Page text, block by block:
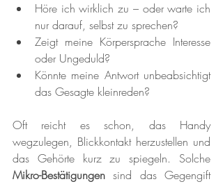
Höre ich wirklich zu – oder warte ich
nur darauf, selbst zu sprechen?
Zeigt meine Körpersprache Interesse
oder Ungeduld?
Könnte meine Antwort unbeabsichtigt
das Gesagte kleinreden?
Oft reicht es schon, das Handy
wegzulegen, Blickkontakt herzustellen und
Mikro-Bestätigungen sind das Gegengift